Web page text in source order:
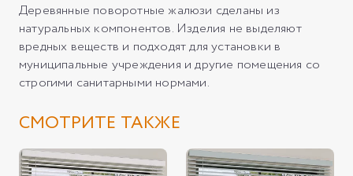
Деревянные поворотные жалюзи сделаны из
натуральных компонентов. Изделия не выделяют
вредных веществ и подходят для установки в
муниципальные учреждения и другие помещения со
строгими санитарными нормами.
СМОТРИТЕ ТАКЖЕ